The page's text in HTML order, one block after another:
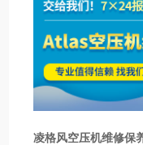
凌格风空压机维修保